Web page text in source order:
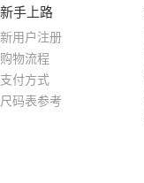
新手上路
新用户注册
购物流程
支付方式
尺码表参考